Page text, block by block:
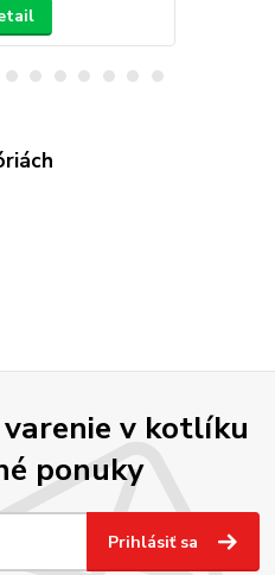
v kotlíku
ponuky
Prihlásiť sa